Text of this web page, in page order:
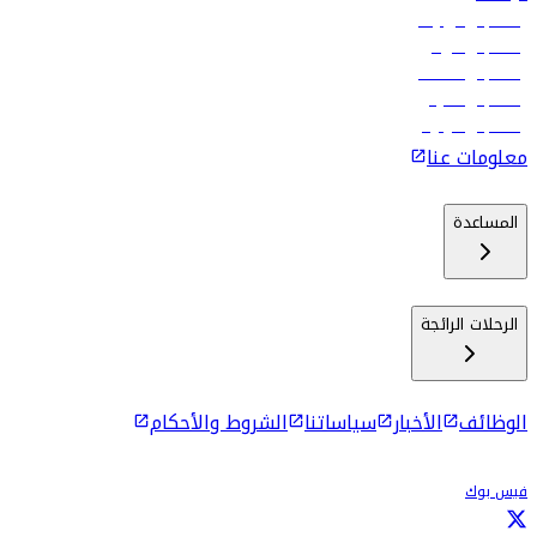
رحلات إلى تبيليسي
رحلات إلى الرياض
رحلات إلى مسقط
رحلات إلى ماليه
رحلات إلى كولومبو
معلومات عنا
المساعدة
الرحلات الرائجة
الوظائف الأخبار سياساتنا الشروط والأحكام
فيس بوك